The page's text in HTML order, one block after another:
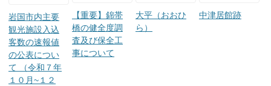
岩国市内主要
観光施設入込
客数の速報値
の公表につい
て （令和７年
１０月~１２
【重要】錦帯
橋の健全度調
査及び保全工
事について
大平（おおひ
ら）
中津居館跡